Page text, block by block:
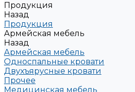
Продукция
Назад
Продукция
Армейская мебель
Назад
Армейская мебель
Односпальные кровати
Двухъярусные кровати
Прочее
Медицинская мебель